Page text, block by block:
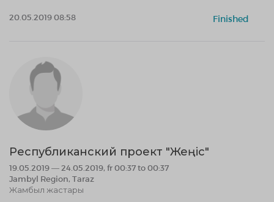
20.05.2019 08:58 Finished
Республиканский проект "Жеңіс"
19.05.2019 — 24.05.2019, fr 00:37 to 00:37
Jambyl Region, Taraz
Жамбыл жастары